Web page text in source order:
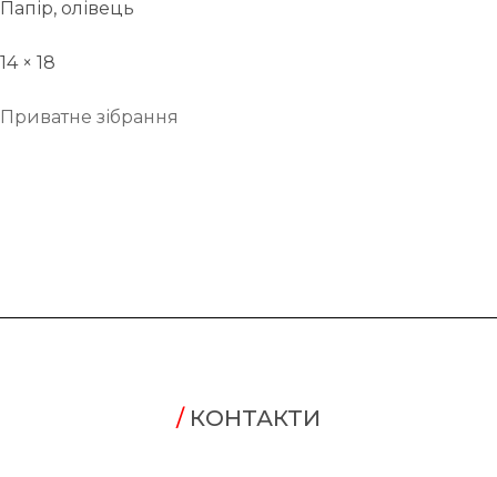
Папір, олівець
14 × 18
Приватне зібрання
/КОНТАКТИ